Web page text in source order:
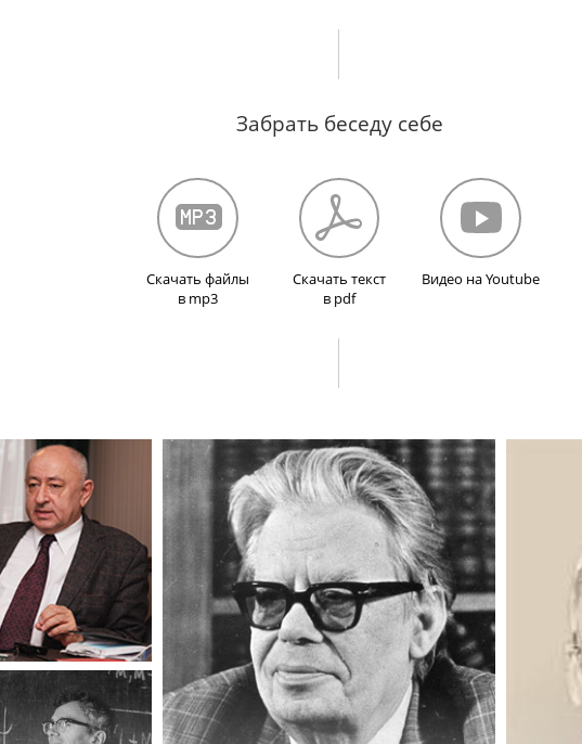
факультете. О Н.Н. Боголюбове. Аспирантура
в Протвино. УНК —
ускорительно-
в зарубежных проектах. Тэватрон, DESY, на большом
ATLAS, CMS и LHCb. ЦЕРН. Коллайдер нового типа ILC.
и квантовой теории столкновений физического
Забрать беседу себе
Скачать файлы
в mp3
Скачать текст
в pdf
Видео на Youtube